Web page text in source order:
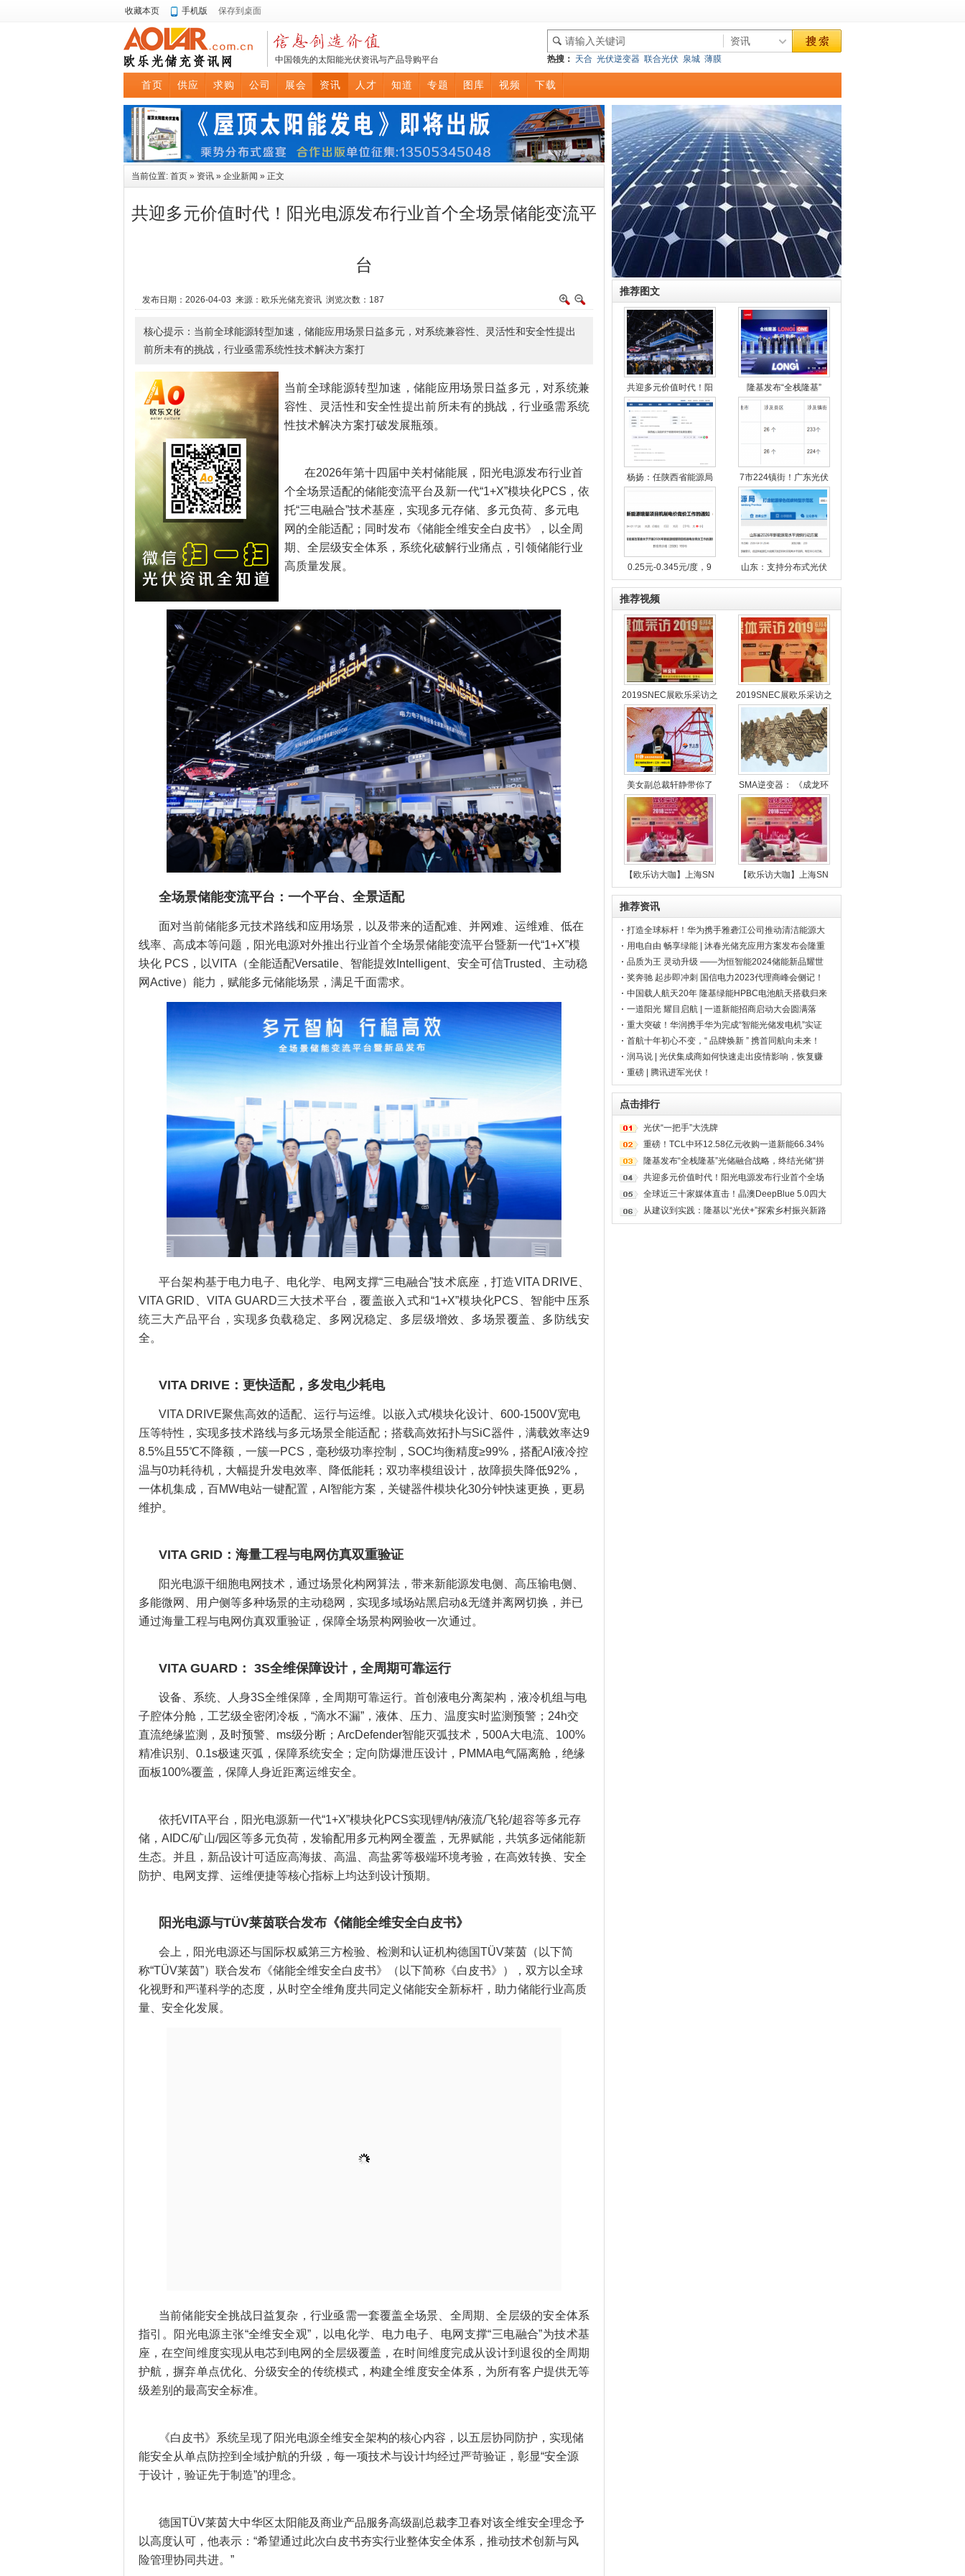
收藏本页 手机版 保存到桌面
热搜： 天合 光伏逆变器 联合光伏 泉城 薄膜
中国领先的太阳能光伏资讯与产品导购平台
首页 供应 求购 公司 展会 资讯 人才 知道 专题 图库 视频 下载
当前位置: 首页 » 资讯 » 企业新闻 » 正文
共迎多元价值时代！阳光电源发布行业首个全场景储能变流平
台
发布日期：2026-04-03 来源：欧乐光储充资讯 浏览次数： 187
核心提示：当前全球能源转型加速，储能应用场景日益多元，对系统兼容性、灵活性和安全性提出
前所未有的挑战，行业亟需系统性技术解决方案打
当前全球能源转型加速，储能应用场景日益多元，对系统兼
容性、灵活性和安全性提出前所未有的挑战，行业亟需系统
性技术解决方案打破发展瓶颈。
在2026年第十四届中关村储能展，阳光电源发布行业首
个全场景适配的储能变流平台及新一代“1+X”模块化PCS，依
托“三电融合”技术基座，实现多元存储、多元负荷、多元电
网的全能适配；同时发布《储能全维安全白皮书》，以全周
期、全层级安全体系，系统化破解行业痛点，引领储能行业
高质量发展。
全场景储能变流平台：一个平台、全景适配
面对当前储能多元技术路线和应用场景，以及带来的适配难、并网难、运维难、低在
线率、高成本等问题，阳光电源对外推出行业首个全场景储能变流平台暨新一代“1+X”模
块化 PCS，以VITA（全能适配Versatile、智能提效Intelligent、安全可信Trusted、主动稳
网Active）能力，赋能多元储能场景，满足千面需求。
平台架构基于电力电子、电化学、电网支撑“三电融合”技术底座，打造VITA DRIVE、
VITA GRID、VITA GUARD三大技术平台，覆盖嵌入式和“1+X”模块化PCS、智能中压系
统三大产品平台，实现多负载稳定、多网况稳定、多层级增效、多场景覆盖、多防线安
全。
VITA DRIVE：更快适配，多发电少耗电
VITA DRIVE聚焦高效的适配、运行与运维。以嵌入式/模块化设计、600-1500V宽电
压等特性，实现多技术路线与多元场景全能适配；搭载高效拓扑与SiC器件，满载效率达9
8.5%且55℃不降额，一簇一PCS，毫秒级功率控制，SOC均衡精度≥99%，搭配AI液冷控
温与0功耗待机，大幅提升发电效率、降低能耗；双功率模组设计，故障损失降低92%，
一体机集成，百MW电站一键配置，AI智能方案，关键器件模块化30分钟快速更换，更易
维护。
VITA GRID：海量工程与电网仿真双重验证
阳光电源干细胞电网技术，通过场景化构网算法，带来新能源发电侧、高压输电侧、
多能微网、用户侧等多种场景的主动稳网，实现多域场站黑启动&无缝并离网切换，并已
通过海量工程与电网仿真双重验证，保障全场景构网验收一次通过。
VITA GUARD： 3S全维保障设计，全周期可靠运行
设备、系统、人身3S全维保障，全周期可靠运行。首创液电分离架构，液冷机组与电
子腔体分舱，工艺级全密闭冷板，“滴水不漏”，液体、压力、温度实时监测预警；24h交
直流绝缘监测，及时预警、ms级分断；ArcDefender智能灭弧技术，500A大电流、100%
精准识别、0.1s极速灭弧，保障系统安全；定向防爆泄压设计，PMMA电气隔离舱，绝缘
面板100%覆盖，保障人身近距离运维安全。
依托VITA平台，阳光电源新一代“1+X”模块化PCS实现锂/钠/液流/飞轮/超容等多元存
储，AIDC/矿山/园区等多元负荷，发输配用多元构网全覆盖，无界赋能，共筑多远储能新
生态。并且，新品设计可适应高海拔、高温、高盐雾等极端环境考验，在高效转换、安全
防护、电网支撑、运维便捷等核心指标上均达到设计预期。
阳光电源与TÜV莱茵联合发布《储能全维安全白皮书》
会上，阳光电源还与国际权威第三方检验、检测和认证机构德国TÜV莱茵（以下简
称“TÜV莱茵”）联合发布《储能全维安全白皮书》（以下简称《白皮书》），双方以全球
化视野和严谨科学的态度，从时空全维角度共同定义储能安全新标杆，助力储能行业高质
量、安全化发展。
当前储能安全挑战日益复杂，行业亟需一套覆盖全场景、全周期、全层级的安全体系
指引。阳光电源主张“全维安全观”，以电化学、电力电子、电网支撑“三电融合”为技术基
座，在空间维度实现从电芯到电网的全层级覆盖，在时间维度完成从设计到退役的全周期
护航，摒弃单点优化、分级安全的传统模式，构建全维度安全体系，为所有客户提供无等
级差别的最高安全标准。
《白皮书》系统呈现了阳光电源全维安全架构的核心内容，以五层协同防护，实现储
能安全从单点防控到全域护航的升级，每一项技术与设计均经过严苛验证，彰显“安全源
于设计，验证先于制造”的理念。
德国TÜV莱茵大中华区太阳能及商业产品服务高级副总裁李卫春对该全维安全理念予
以高度认可，他表示：“希望通过此次白皮书夯实行业整体安全体系，推动技术创新与风
险管理协同共进。”
推荐图文
共迎多元价值时代！阳 隆基发布“全栈隆基”
杨扬：任陕西省能源局 7市224镇街！广东光伏
0.25元-0.345元/度，9 山东：支持分布式光伏
推荐视频
2019SNEC展欧乐采访之 2019SNEC展欧乐采访之
美女副总裁轩静带你了 SMA逆变器： 《成龙环
【欧乐访大咖】上海SN 【欧乐访大咖】上海SN
推荐资讯
打造全球标杆！华为携手雅砻江公司推动清洁能源大
基地电站数字化
用电自由 畅享绿能 | 沐春光储充应用方案发布会隆重
举行！
品质为王 灵动升级 ——为恒智能2024储能新品耀世
登场
奖奔驰 起步即冲刺 国信电力2023代理商峰会侧记！
中国载人航天20年 隆基绿能HPBC电池航天搭载归来
一道阳光 耀目启航 | 一道新能招商启动大会圆满落
幕！
重大突破！华润携手华为完成“智能光储发电机”实证
测试！
首航十年初心不变，“ 品牌焕新 ” 携首同航向未来！
润马说 | 光伏集成商如何快速走出疫情影响，恢复赚
钱能力？
重磅 | 腾讯进军光伏！
点击排行
光伏“一把手”大洗牌
重磅！TCL中环12.58亿元收购一道新能66.34%
股份
隆基发布“全栈隆基”光储融合战略，终结光储“拼
凑时代”
共迎多元价值时代！阳光电源发布行业首个全场
景储能变流平台
全球近三十家媒体直击！晶澳DeepBlue 5.0四大
突破定义光伏新标杆
从建议到实践：隆基以“光伏+”探索乡村振兴新路
径